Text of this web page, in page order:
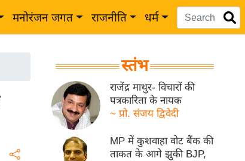
मनोरंजन जगत राजनीति धर्म
स्तंभ
राजेंद्र माथुर- विचारों की
पत्रकारिता के नायक
~ प्रो. संजय द्विवेदी
MP में कुशवाहा वोट बैंक की
ताकत के आगे झुकी BJP,